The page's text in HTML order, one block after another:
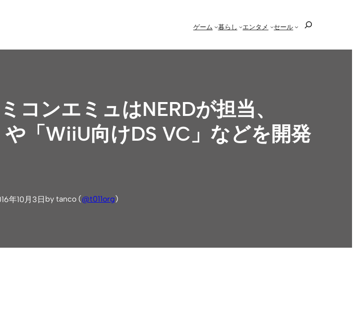
ゲーム 暮らし エンタメ セール
コンエミュはNERDが担当、
や「WiiU向けDS VC」などを開発
年10月3日 by tanco (@t011org)